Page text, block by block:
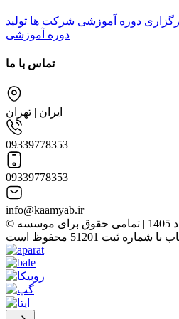
دوره آموزشی شرکت ها تولید
دوره آموزشی
تماس با ما
ایران | تهران
09339778353
09339778353
info@kaamyab.ir
© آخرین بروز رسانی خرداد 1405 | تمامی حقوق برای موسسه